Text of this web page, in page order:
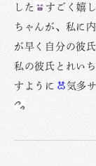
した すごく嬉
ちゃんが、私に
が早く自分の彼
私の彼氏とれい
すように
気多